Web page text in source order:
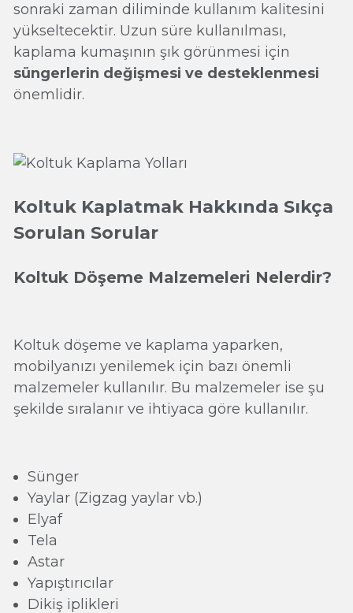
sonraki zaman diliminde kullanım kalitesini
yükseltecektir. Uzun süre kullanılması,
kaplama kumaşının şık görünmesi için
süngerlerin değişmesi ve desteklenmesi
önemlidir.
Koltuk Kaplatmak Hakkında Sıkça
Sorulan Sorular
Koltuk Döşeme Malzemeleri Nelerdir?
Koltuk döşeme ve kaplama yaparken,
mobilyanızı yenilemek için bazı önemli
malzemeler kullanılır. Bu malzemeler ise şu
şekilde sıralanır ve ihtiyaca göre kullanılır.
Sünger
Yaylar (Zigzag yaylar vb.)
Elyaf
Tela
Astar
Yapıştırıcılar
Dikiş iplikleri